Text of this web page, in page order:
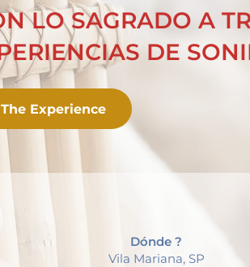
LO SAGRADO A
DE
Experience
Dónde ?
Vila Mariana, SP